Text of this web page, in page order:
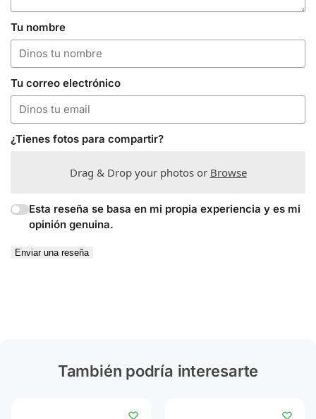
Tu nombre
Tu correo electrónico
¿Tienes fotos para compartir?
Drag & Drop your photos or Browse
Esta reseña se basa en mi propia experiencia y es mi
opinión genuina.
Enviar una reseña
También podría interesarte